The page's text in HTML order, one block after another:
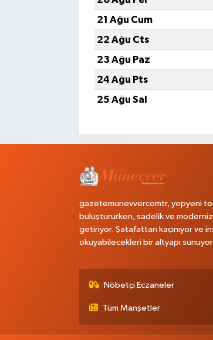
21 Ağu Cum
22 Ağu Cts
23 Ağu Paz
24 Ağu Pts
25 Ağu Sal
gazetemunevvercomtr, yepyeni
buluştururken, sadelik ve
getiriyor. Şatafattan kaçınıyor ve
okuyabilecekleri bir altyapı
Nöbetçi Eczaneler
Tüm Manşetler